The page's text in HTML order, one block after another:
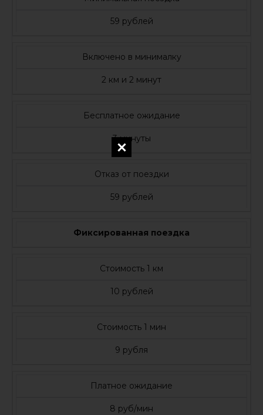
59 рублей
Включено в минималку
2 км и 2 минут
Бесплатное ожидание
3 минуты
Отказ от поездки
59 рублей
Фиксированная поездка
Стоимость 1 км
10 рублей
Стоимость 1 мин
9 рубля
Платное ожидание
8 руб/мин